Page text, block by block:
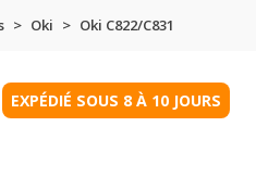
Oki Oki C822/C831
EXPÉDIÉ SOUS 8 À 10 JOURS